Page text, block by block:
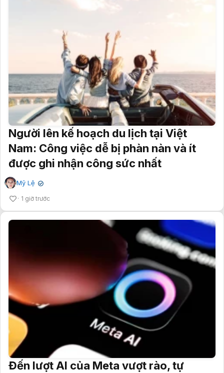
Người lên kế hoạch du lịch tại Việt
Nam: Công việc dễ bị phàn nàn và ít
được ghi nhận công sức nhất
Mỹ Lệ ✔
1 giờ trước
Đến lượt AI của Meta vượt rào, tự